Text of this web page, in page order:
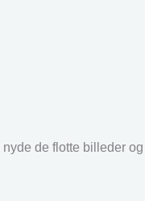
de flotte billeder